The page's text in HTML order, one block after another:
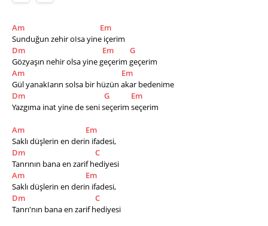
Am
Em
Sunduğun zehir oIsa yine içerim
Dm
Em
G
Gözyaşın nehir olsa yine geçerim geçerim
Am
Em
Gül yanakIarın solsa bir hüzün akar bedenime
Dm
G
Em
Yazgıma inat yine de seni seçerim seçerim
Am
Em
Saklı düşlerin en derin ifadesi,
Dm
C
Tanrının bana en zarif hediyesi
Am
Em
Saklı düşlerin en derin ifadesi,
Dm
C
Tanrı'nın bana en zarif hediyesi